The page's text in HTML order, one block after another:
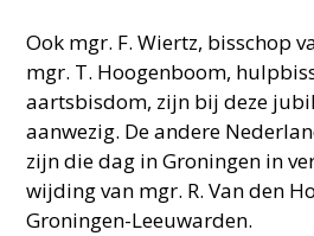
Ook mgr. F. Wiertz, bisschop
mgr. T. Hoogenboom,
aartsbisdom, zijn bij deze
aanwezig. De andere
zijn die dag in Groningen in
wijding van mgr. R. Van den
Groningen-Leeuwarden.